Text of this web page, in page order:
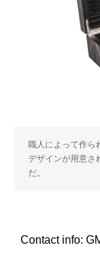
職人によって作ら
デザインが用意さ
だ。
Contact info: